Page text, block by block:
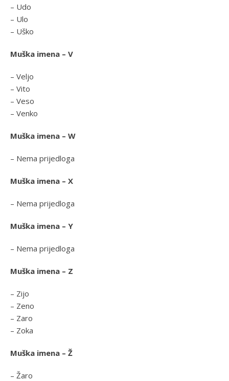
– Udo
– Ulo
– Uško
Muška imena – V
– Veljo
– Vito
– Veso
– Venko
Muška imena – W
– Nema prijedloga
Muška imena – X
– Nema prijedloga
Muška imena – Y
– Nema prijedloga
Muška imena – Z
– Zijo
– Zeno
– Zaro
– Zoka
Muška imena – Ž
– Žaro